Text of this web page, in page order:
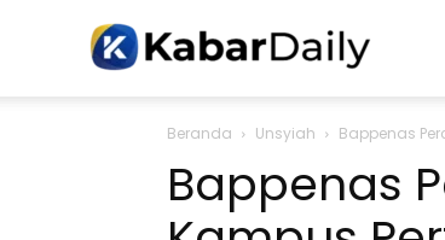
Beranda Unsyiah Bappenas
Bappenas